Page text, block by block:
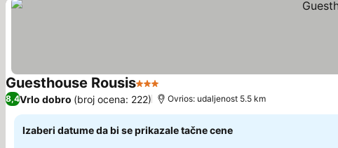
Guesthouse Rousis3 ZvezdicePogledaj cene
8,4Vrlo dobro (broj ocena: 222) Ovrios: udaljenost 5.5 km
Izaberi datume da bi se prikazale tačne cene